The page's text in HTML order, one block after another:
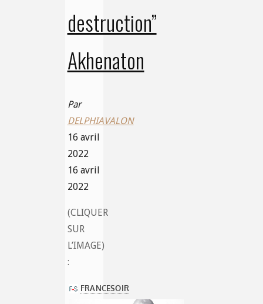
destruction”
Akhenaton
Par
DELPHIAVALON
16 avril
2022
16 avril
2022
(CLIQUER
SUR
L’IMAGE)
: